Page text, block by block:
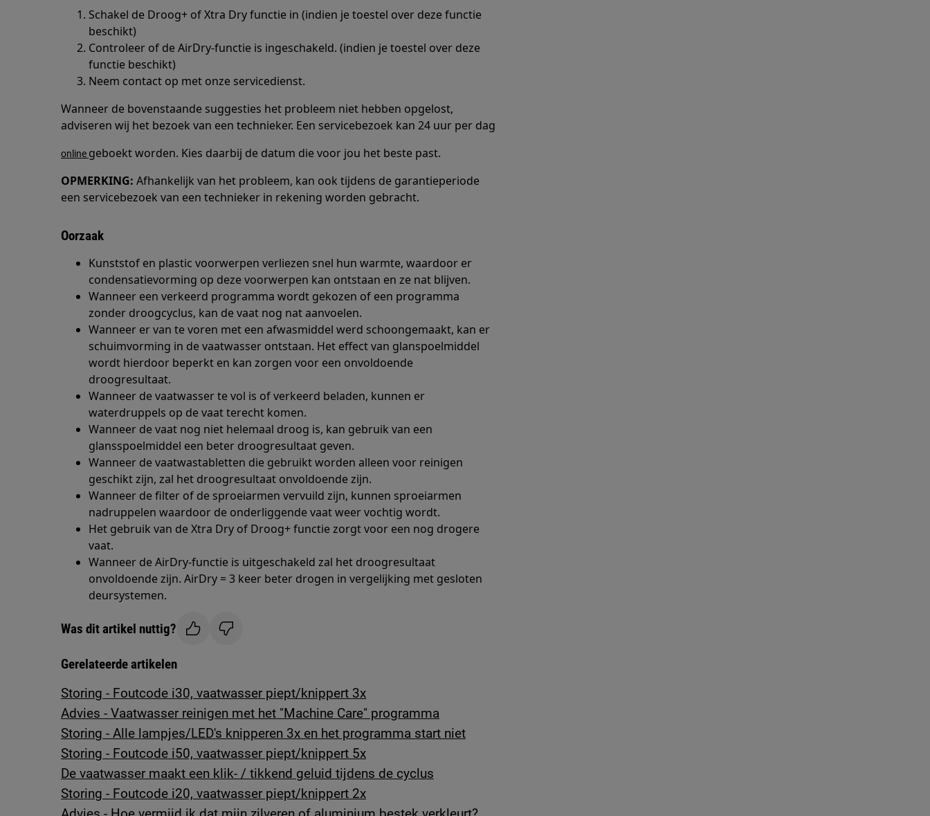
Schakel de Droog+ of Xtra Dry functie in (indien je toestel over deze functie
beschikt)
Controleer of de AirDry-functie is ingeschakeld. (indien je toestel over deze
functie beschikt)
Neem contact op met onze servicedienst.
Wanneer de bovenstaande suggesties het probleem niet hebben opgelost,
adviseren wij het bezoek van een technieker. Een servicebezoek kan 24 uur per dag
online geboekt worden. Kies daarbij de datum die voor jou het beste past.
OPMERKING: Afhankelijk van het probleem, kan ook tijdens de garantieperiode
een servicebezoek van een technieker in rekening worden gebracht.
Oorzaak
Kunststof en plastic voorwerpen verliezen snel hun warmte, waardoor er
condensatievorming op deze voorwerpen kan ontstaan en ze nat blijven.
Wanneer een verkeerd programma wordt gekozen of een programma
zonder droogcyclus, kan de vaat nog nat aanvoelen.
Wanneer er van te voren met een afwasmiddel werd schoongemaakt, kan er
schuimvorming in de vaatwasser ontstaan. Het effect van glanspoelmiddel
wordt hierdoor beperkt en kan zorgen voor een onvoldoende
droogresultaat.
Wanneer de vaatwasser te vol is of verkeerd beladen, kunnen er
waterdruppels op de vaat terecht komen.
Wanneer de vaat nog niet helemaal droog is, kan gebruik van een
glansspoelmiddel een beter droogresultaat geven.
Wanneer de vaatwastabletten die gebruikt worden alleen voor reinigen
geschikt zijn, zal het droogresultaat onvoldoende zijn.
Wanneer de filter of de sproeiarmen vervuild zijn, kunnen sproeiarmen
nadruppelen waardoor de onderliggende vaat weer vochtig wordt.
Het gebruik van de Xtra Dry of Droog+ functie zorgt voor een nog drogere
vaat.
Wanneer de AirDry-functie is uitgeschakeld zal het droogresultaat
onvoldoende zijn. AirDry = 3 keer beter drogen in vergelijking met gesloten
deursystemen.
Was dit artikel nuttig?
Gerelateerde artikelen
Storing - Foutcode i30, vaatwasser piept/knippert 3x
Advies - Vaatwasser reinigen met het "Machine Care" programma
Storing - Alle lampjes/LED's knipperen 3x en het programma start niet
Storing - Foutcode i50, vaatwasser piept/knippert 5x
De vaatwasser maakt een klik- / tikkend geluid tijdens de cyclus
Storing - Foutcode i20, vaatwasser piept/knippert 2x